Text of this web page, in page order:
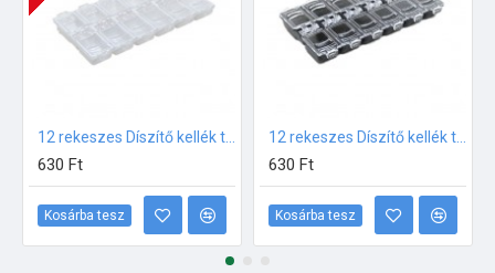
630 Ft
Kosárba tesz
630 Ft
Kosárba tesz